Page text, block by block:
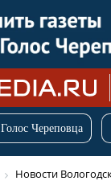
Голос Череповца
Новости